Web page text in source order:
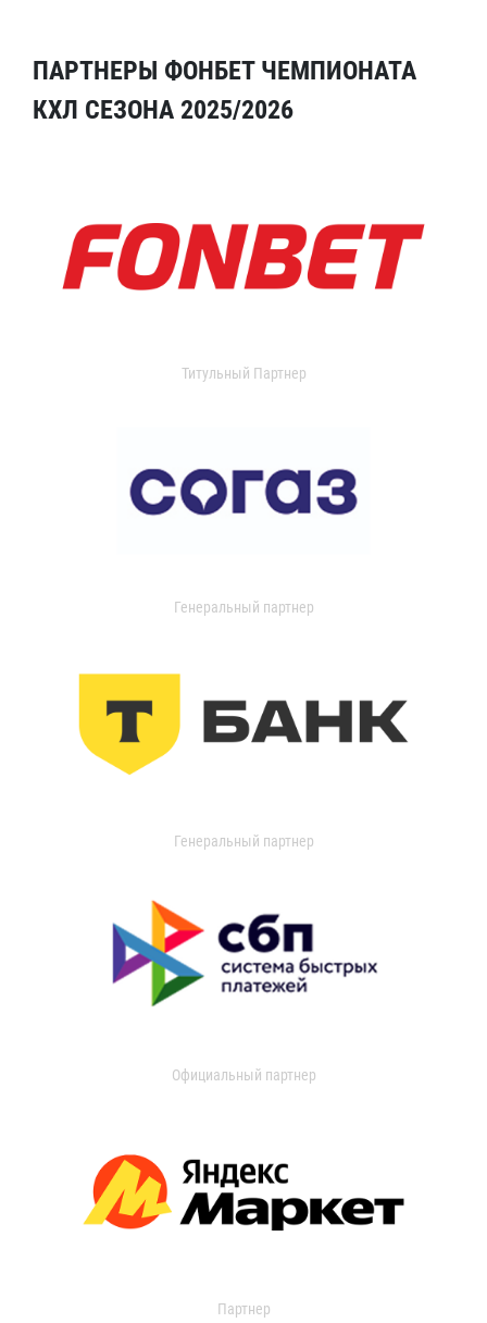
ПАРТНЕРЫ ФОНБЕТ ЧЕМПИОНАТА
КХЛ СЕЗОНА 2025/2026
Титульный Партнер
Генеральный партнер
Генеральный партнер
Официальный партнер
Партнер